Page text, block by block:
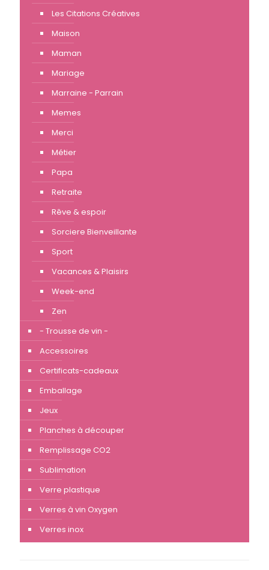
Les Citations Créatives
Maison
Maman
Mariage
Marraine - Parrain
Memes
Merci
Métier
Papa
Retraite
Rêve & espoir
Sorciere Bienveillante
Sport
Vacances & Plaisirs
Week-end
Zen
- Trousse de vin -
Accessoires
Certificats-cadeaux
Emballage
Jeux
Planches à découper
Remplissage CO2
Sublimation
Verre plastique
Verres à vin Oxygen
Verres inox